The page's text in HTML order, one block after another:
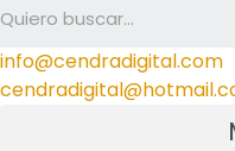
info@cendradigital.com